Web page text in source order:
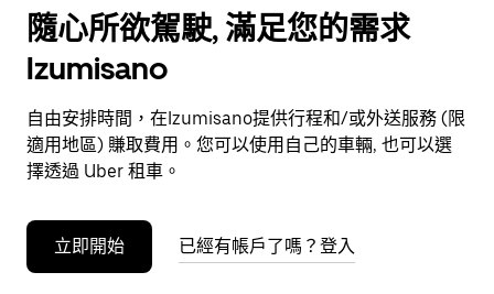
鈕
即
可
閉
行
事
隨心所欲駕駛, 滿足您的需求
Izumisano
自由安排時間，在Izumisano提供行程和/或外送服務 (限
適用地區) 賺取費用。您可以使用自己的車輛, 也可以選
擇透過 Uber 租車。
立即開始 已經有帳戶了嗎？登入